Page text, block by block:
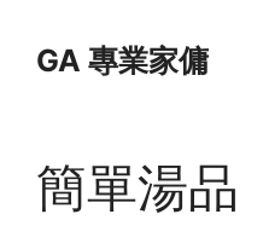
contentGA 專業家傭
簡單湯品